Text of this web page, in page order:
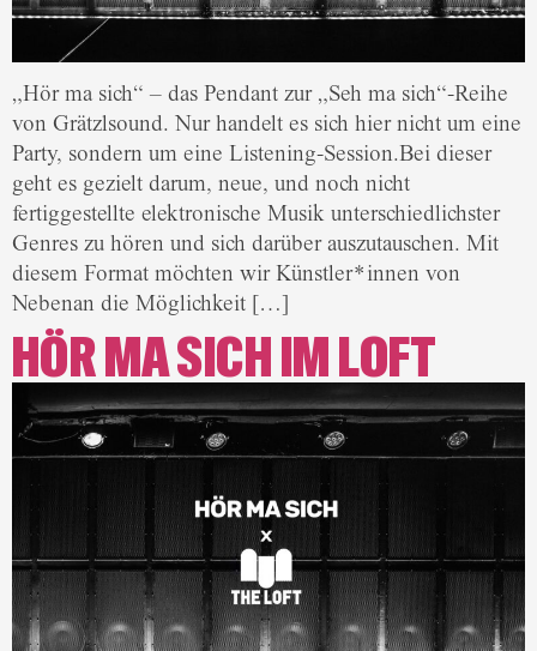
„Hör ma sich“ – das Pendant zur „Seh ma sich“-Reihe
von Grätzlsound. Nur handelt es sich hier nicht um eine
Party, sondern um eine Listening-Session.Bei dieser
geht es gezielt darum, neue, und noch nicht
fertiggestellte elektronische Musik unterschiedlichster
Genres zu hören und sich darüber auszutauschen. Mit
diesem Format möchten wir Künstler*innen von
Nebenan die Möglichkeit […]
HÖR MA SICH IM LOFT